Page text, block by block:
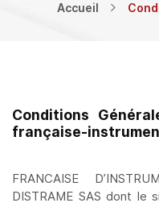
Accueil
Conditions
française-
FRANCAISE
DISTRAME SAS dont le